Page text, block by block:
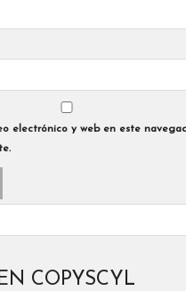
electrónico y web en este
COPYSCYL